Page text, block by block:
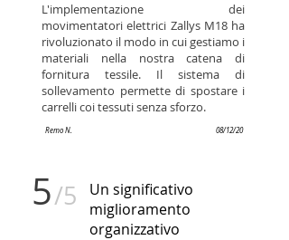
L'implementazione dei
movimentatori elettrici Zallys M18 ha
rivoluzionato il modo in cui gestiamo i
materiali nella nostra catena di
fornitura tessile. Il sistema di
sollevamento permette di spostare i
carrelli coi tessuti senza sforzo.
Remo N. 08/12/20
Un significativo
miglioramento
organizzativo
/5
5